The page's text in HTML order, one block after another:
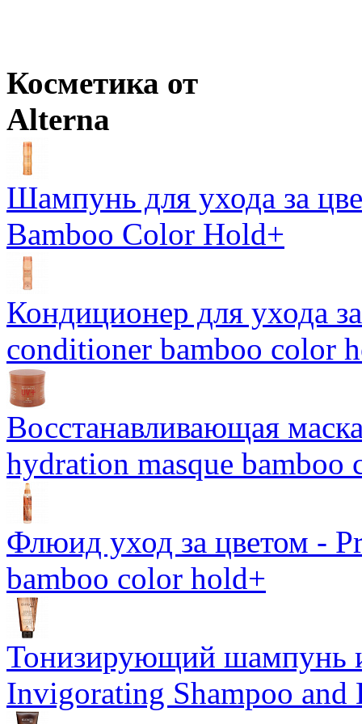
Косметика от
Alterna
Шампунь для ухода за
Bamboo Color Hold+
Кондиционер для ухода
conditioner bamboo color
Восстанавливающая
hydration masque bamboo
Флюид уход за цветом -
bamboo color hold+
Тонизирующий шампунь
Invigorating Shampoo and